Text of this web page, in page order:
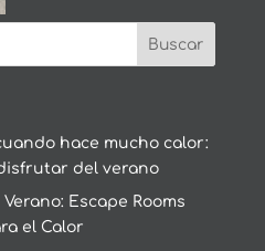
hace mucho calor:
del verano
Escape Rooms
el Calor